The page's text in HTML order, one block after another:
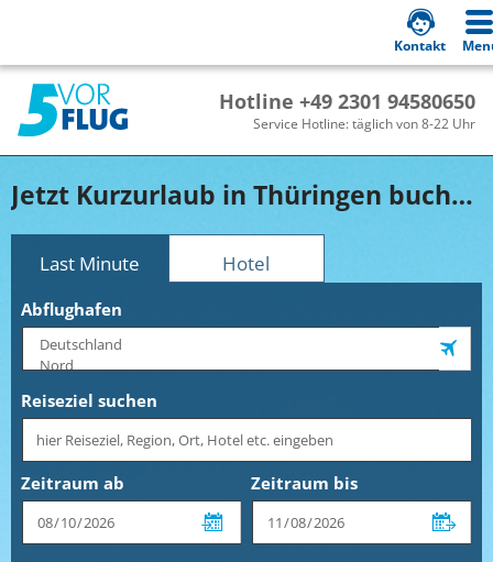
Hotline +49 2301 94580650
Service Hotline: täglich von 8-22 Uhr
Kontakt
Jetzt Kurzurlaub in Thüringen buchen!
Last Minute Hotel
Abflughafen
Reiseziel suchen
Zeitraum ab Zeitraum bis